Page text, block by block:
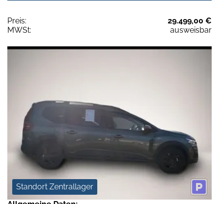
Preis:
29.499,00 €
MWSt:
ausweisbar
Standort Zentrallager